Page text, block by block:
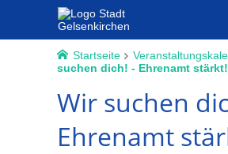
Startseite
suchen dich! - Ehrenamt stärkt!
Wir suchen
Ehrenamt